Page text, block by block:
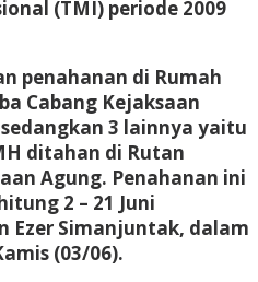
(TMI) periode 2009
penahanan di Rumah
Cabang Kejaksaan
3 lainnya yaitu
ditahan di Rutan
Agung. Penahanan ini
2 – 21 Juni
Ezer Simanjuntak, dalam
(03/06).